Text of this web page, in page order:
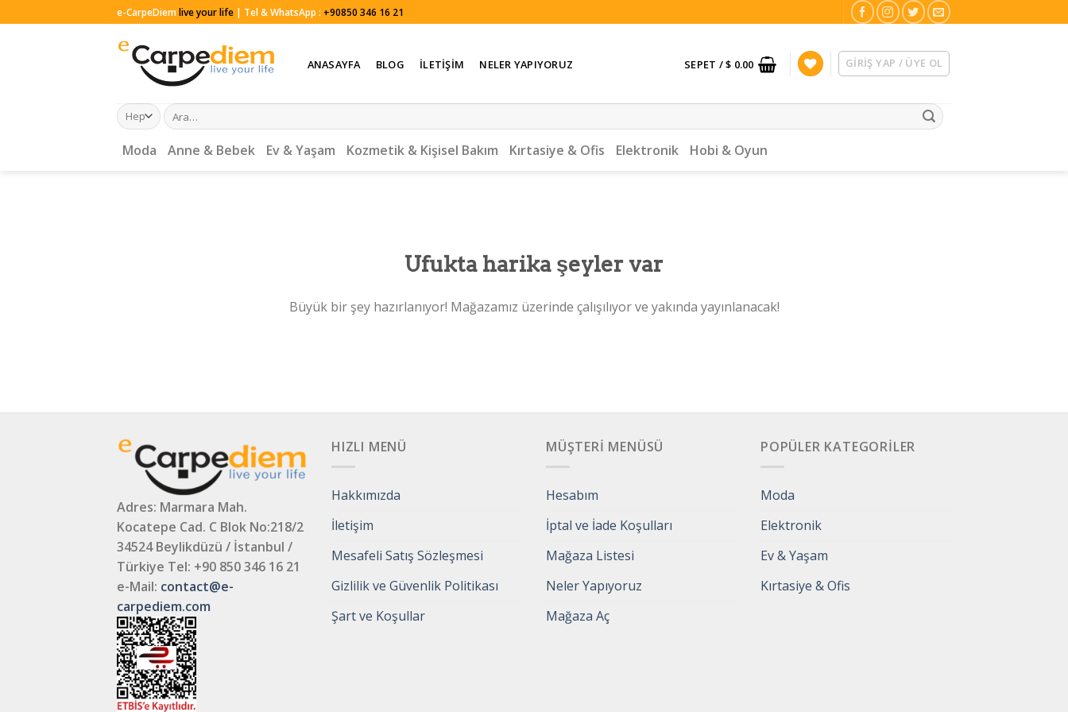
to
e-CarpeDiemlive your life | Tel & WhatsApp : +90850 346 16 21
ANASAYFA BLOG İLETIŞIM NELER YAPIYORUZ SEPET /$ 0.00 GIRIŞ YAP / ÜYE OL
Ara:
Moda Anne & Bebek Ev & Yaşam Kozmetik & Kişisel Bakım Kırtasiye & Ofis Elektronik Hobi & Oyun
Ufukta harika şeyler var
Büyük bir şey hazırlanıyor! Mağazamız üzerinde çalışılıyor ve yakında yayınlanacak!
Adres: Marmara Mah.
Kocatepe Cad. C Blok No:218/2
34524 Beylikdüzü / İstanbul /
Türkiye Tel: +90 850 346 16 21
e-Mail: contact@e-
carpediem.com
HIZLI MENÜ
Hakkımızda
İletişim
Mesafeli Satış Sözleşmesi
Gizlilik ve Güvenlik Politikası
Şart ve Koşullar
MÜŞTERI MENÜSÜ
Hesabım
İptal ve İade Koşulları
Mağaza Listesi
Neler Yapıyoruz
Mağaza Aç
POPÜLER KATEGORILER
Moda
Elektronik
Ev & Yaşam
Kırtasiye & Ofis